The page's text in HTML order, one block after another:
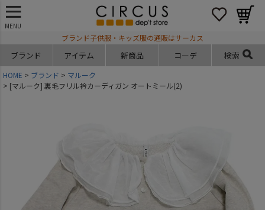
MENU
ブランド子供服・キッズ服の通販はサーカス
ブランド アイテム 新商品 コーデ 検索
HOME ブランド
マルーク
[マルーク] 裏毛フリル衿カーディガン オートミール(2)